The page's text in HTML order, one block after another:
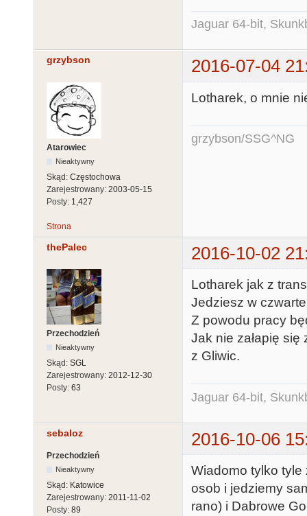
Jaguar 64-bit,
grzybson 2016-07-04
Atarowiec
Nieaktywny
Skąd: Częstochowa
Zarejestrowany: 2003-05-15
Posty: 1,427
Lotharek, o mnie
grzybson/SSG^NG
Strona
thePalec 2016-10-02
Przechodzień
Nieaktywny
Skąd: SGL
Zarejestrowany: 2012-12-30
Posty: 63
Lotharek jak z
Jedziesz w
Z powodu pracy
Jak nie załapię
z Gliwic.
Jaguar 64-bit,
sebaloz 2016-10-06
Przechodzień
Nieaktywny
Skąd: Katowice
Zarejestrowany: 2011-11-02
Posty: 89
Wiadomo tylko
osob i jedziemy
rano) i Dabrowe